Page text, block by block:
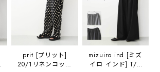
prit [プリット]
20/1リネンコット
mizuiro ind [ミズ
イロ インド] T/R